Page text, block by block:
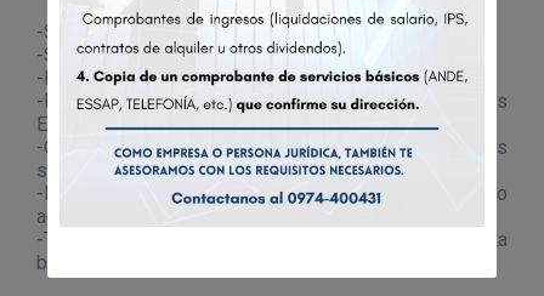
-Ser ciudadano o haber nacido en EE.UU.
-Ser un residente legal de los EE.UU.
-Poseer una Green Card.
-Estar calificado y registrado como empresa, en los
EE.UU.
-Otros factores muy importantes a considerar son los
siguientes:
-Haber otorgado poder a algún notario, abogado o
autoridad competente radicada en E.E.U.U.
-Tener instrucciones de transferir fondos a una cuenta
bancaria o dirección en E.E.U.U.